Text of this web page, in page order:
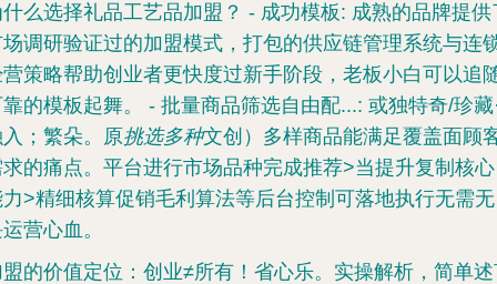
么选择礼品工艺品加盟？ - 成功模板: 成熟的品牌提供
调研验证过的加盟模式，打包的供应链管理系统与连
策略帮助创业者更快度过新手阶段，老板小白可以追
的模板起舞。 - 批量商品筛选自由配...: 或独特奇/珍藏
；繁朵。原挑选多种文创）多样商品能满足覆盖面顾
的痛点。平台进行市场品种完成推荐>当提升复制核心
>精细核算促销毛利算法等后台控制可落地执行无需无
营心血。
的价值定位：创业≠所有！省心乐。实操解析，简单